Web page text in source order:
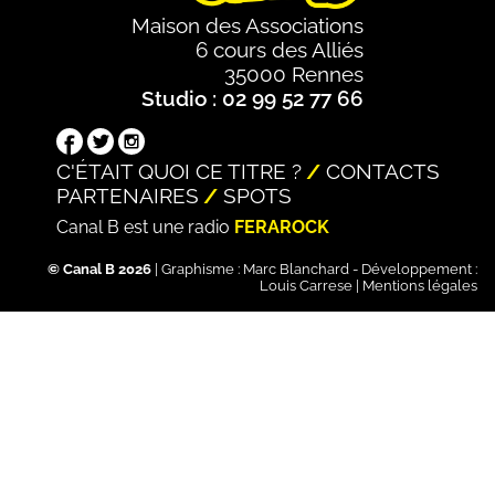
Maison des Associations
6 cours des Alliés
35000 Rennes
Studio : 02 99 52 77 66
C'ÉTAIT QUOI CE TITRE ?
CONTACTS
PARTENAIRES
SPOTS
Canal B est une radio FERAROCK
© Canal B 2026 | Graphisme : Marc Blanchard - Développement :
Louis Carrese
Mentions légales